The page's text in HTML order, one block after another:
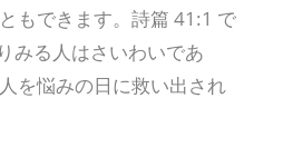
もできます。詩篇 41:1 で
みる人はさいわいであ
を悩みの日に救い出され